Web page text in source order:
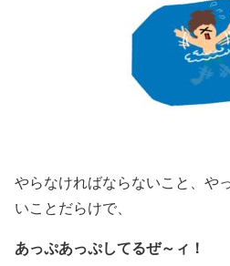
やらなければならないこと、や
いことだらけで、
あっぷあっぷしてるぜ～ィ！